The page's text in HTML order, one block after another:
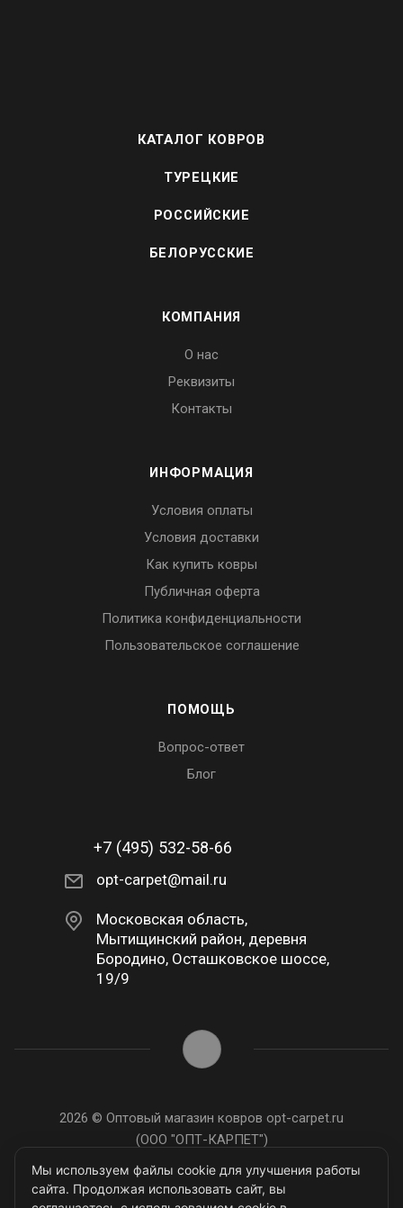
КАТАЛОГ КОВРОВ
ТУРЕЦКИЕ
РОССИЙСКИЕ
БЕЛОРУССКИЕ
КОМПАНИЯ
О нас
Реквизиты
Контакты
ИНФОРМАЦИЯ
Условия оплаты
Условия доставки
Как купить ковры
Публичная оферта
Политика конфиденциальности
Пользовательское соглашение
ПОМОЩЬ
Вопрос-ответ
Блог
+7 (495) 532-58-66
opt-carpet@mail.ru
Московская область,
Мытищинский район, деревня
Бородино, Осташковское шоссе,
19/9
2026 © Оптовый магазин ковров opt-carpet.ru
(ООО "ОПТ-КАРПЕТ")
ИНН: 7743907105
Мы используем файлы cookie для улучшения работы
сайта. Продолжая использовать сайт, вы